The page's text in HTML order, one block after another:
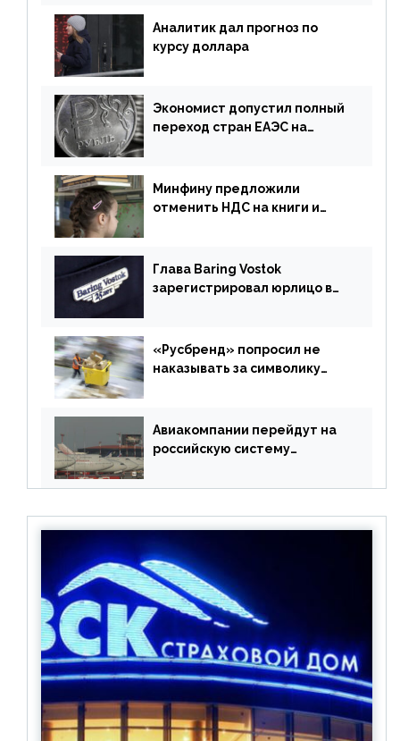
Аналитик дал прогноз по
курсу доллара
Экономист допустил полный
переход стран ЕАЭС на
Минфину предложили
отменить НДС на книги и
Глава Baring Vostok
зарегистрировал юрлицо в
«Русбренд» попросил не
наказывать за символику
Авиакомпании перейдут на
российскую систему